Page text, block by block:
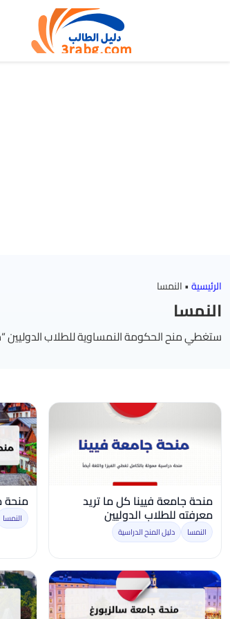
الرئيسية•النمسا
النمسا
ستغطي منح الحكومة النمساوية للطلاب الدوليين
منحة جامعة فيينا كل ما تريد
معرفته للطلاب الدوليين
النمسا دليل المنح الدراسية
منحة
النمسا